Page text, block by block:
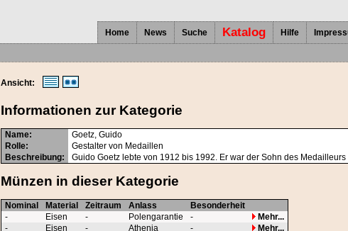
Home News Suche Katalog Hilfe
Ansicht:
Informationen zur Kategorie
Name:
Goetz, Guido
Rolle:
Gestalter von Medaillen
Beschreibung:
Guido Goetz lebte von 1912 bis 1992. Er war der Sohn des
Münzen in dieser Kategorie
Nominal Material Zeitraum Anlass
Besonderheit
-
Eisen - Polengarantie -
Mehr...
-
Eisen - Athenia - Mehr...